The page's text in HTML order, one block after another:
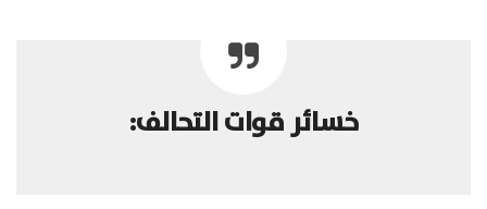
خسائر قوات التحالف: